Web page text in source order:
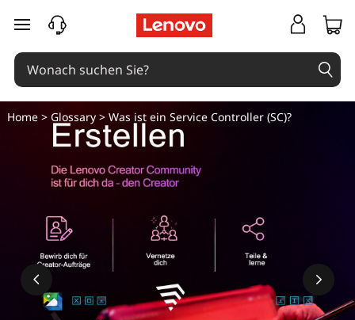
W
a
zum Hauptinhalt springen
Home> Glossary> Was ist ein Service Controller (SC)?